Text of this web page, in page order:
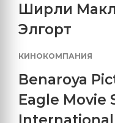
Ширли
Элгорт
КИНОКОМПАНИЯ
Benaroya
Eagle Movie